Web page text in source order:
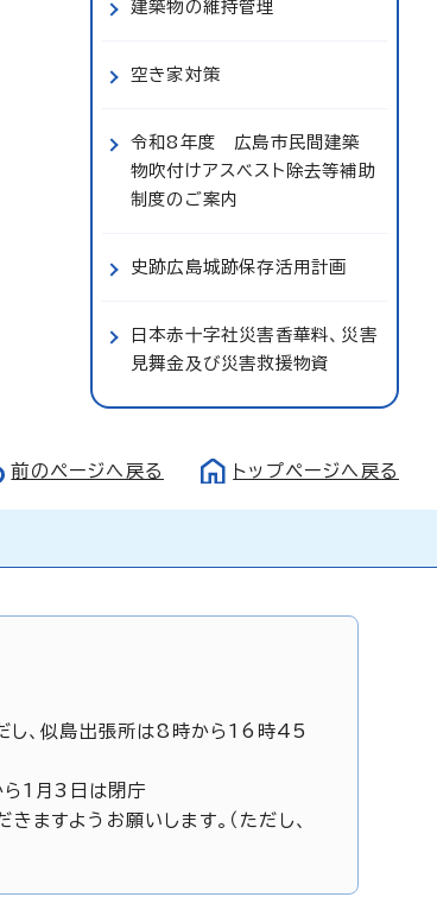
建築物の維持管理
空き家対策
令和8年度 広島市民間建築
物吹付けアスベスト除去等補助
制度のご案内
史跡広島城跡保存活用計画
日本赤十字社災害香華料、災害
見舞金及び災害救援物資
前のページへ戻る トップページへ戻る
、似島出張所は8時から16時45
ら1月3日は閉庁
ますようお願いします。（ただし、